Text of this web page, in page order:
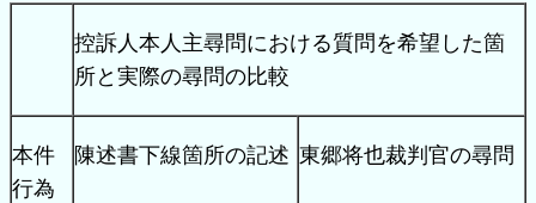
控訴人本人主尋問における質問を希望した箇
所と実際の尋問の比較
本件
行為
陳述書下線箇所の記述 東郷将也裁判官の尋問